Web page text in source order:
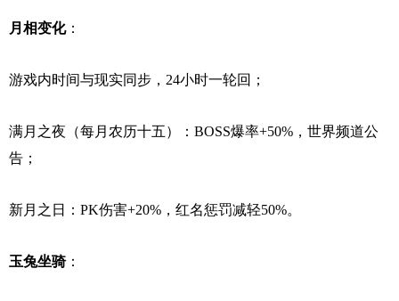
月相变化：
游戏内时间与现实同步，24小时一轮回；
满月之夜（每月农历十五）：BOSS爆率+50%，世界频道公
告；
新月之日：PK伤害+20%，红名惩罚减轻50%。
玉兔坐骑：